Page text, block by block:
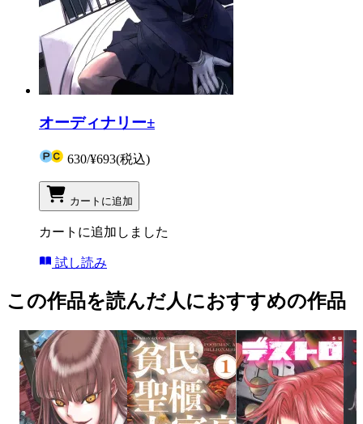
オーディナリー±
630/¥693(税込)
カートに追加
カートに追加しました
試し読み
この作品を読んだ人におすすめの作品